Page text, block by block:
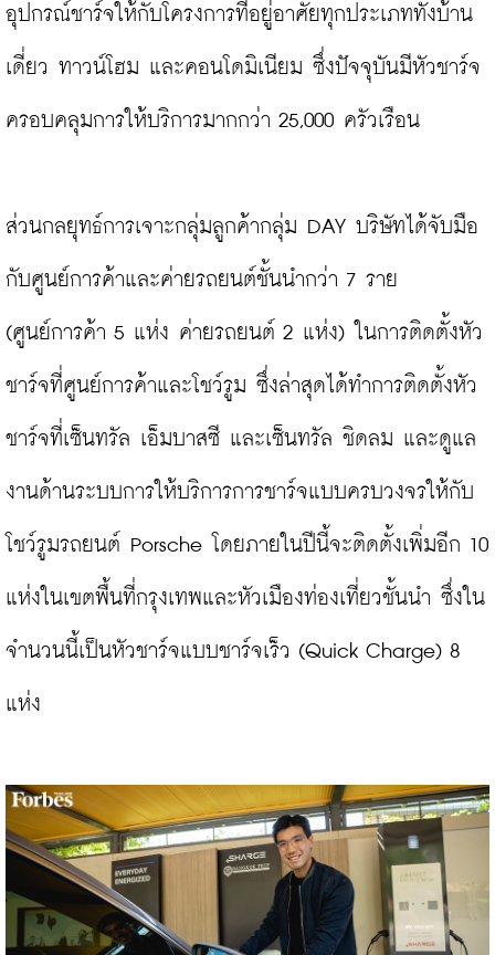
อุปกรณ์ชาร์จให้กับโครงการที่อยู่อาศัยทุกประเภททั้งบ้าน
เดี่ยว ทาวน์โฮม และคอนโดมิเนียม ซึ่งปัจจุบันมีหัวชาร์จ
ครอบคลุมการให้บริการมากกว่า 25,000 ครัวเรือน
ส่วนกลยุทธ์การเจาะกลุ่มลูกค้ากลุ่ม DAY บริษัทได้จับมือ
กับศูนย์การค้าและค่ายรถยนต์ชั้นนำกว่า 7 ราย
(ศูนย์การค้า 5 แห่ง ค่ายรถยนต์ 2 แห่ง) ในการติดตั้งหัว
ชาร์จที่ศูนย์การค้าและโชว์รูม ซึ่งล่าสุดได้ทำการติดตั้งหัว
ชาร์จที่เซ็นทรัล เอ็มบาสซี และเซ็นทรัล ชิดลม และดูแล
งานด้านระบบการให้บริการการชาร์จแบบครบวงจรให้กับ
โชว์รูมรถยนต์ Porsche โดยภายในปีนี้จะติดตั้งเพิ่มอีก 10
แห่งในเขตพื้นที่กรุงเทพและหัวเมืองท่องเที่ยวชั้นนำ ซึ่งใน
จำนวนนี้เป็นหัวชาร์จแบบชาร์จเร็ว (Quick Charge) 8
แห่ง